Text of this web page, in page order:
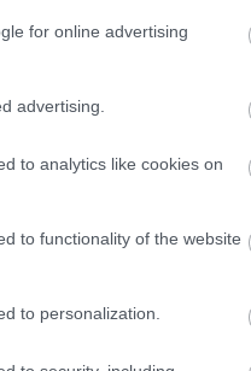
for online advertising
advertising.
to analytics like cookies on
to functionality of the website
to personalization.
τότε που εξελέγη, τον
την πρώτη ημέρα του
ερωτήματα σχετικά με
συμμετέχει ενεργά στη
Σπουδών της
του γραφείου του,